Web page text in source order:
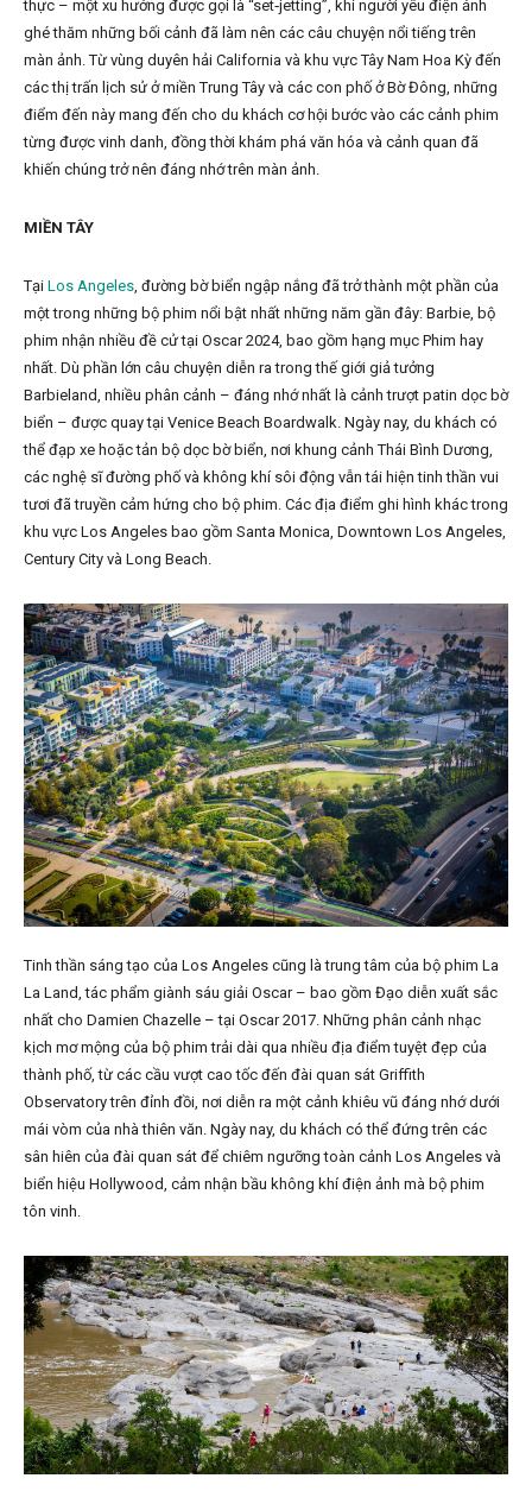
thực – một xu hướng được gọi là “set‑jetting”, khi người yêu điện ảnh
ghé thăm những bối cảnh đã làm nên các câu chuyện nổi tiếng trên
màn ảnh. Từ vùng duyên hải California và khu vực Tây Nam Hoa Kỳ đến
các thị trấn lịch sử ở miền Trung Tây và các con phố ở Bờ Đông, những
điểm đến này mang đến cho du khách cơ hội bước vào các cảnh phim
từng được vinh danh, đồng thời khám phá văn hóa và cảnh quan đã
khiến chúng trở nên đáng nhớ trên màn ảnh.
MIỀN TÂY
Tại Los Angeles, đường bờ biển ngập nắng đã trở thành một phần của
một trong những bộ phim nổi bật nhất những năm gần đây: Barbie, bộ
phim nhận nhiều đề cử tại Oscar 2024, bao gồm hạng mục Phim hay
nhất. Dù phần lớn câu chuyện diễn ra trong thế giới giả tưởng
Barbieland, nhiều phân cảnh – đáng nhớ nhất là cảnh trượt patin dọc bờ
biển – được quay tại Venice Beach Boardwalk. Ngày nay, du khách có
thể đạp xe hoặc tản bộ dọc bờ biển, nơi khung cảnh Thái Bình Dương,
các nghệ sĩ đường phố và không khí sôi động vẫn tái hiện tinh thần vui
tươi đã truyền cảm hứng cho bộ phim. Các địa điểm ghi hình khác trong
khu vực Los Angeles bao gồm Santa Monica, Downtown Los Angeles,
Century City và Long Beach.
Tinh thần sáng tạo của Los Angeles cũng là trung tâm của bộ phim La
La Land, tác phẩm giành sáu giải Oscar – bao gồm Đạo diễn xuất sắc
nhất cho Damien Chazelle – tại Oscar 2017. Những phân cảnh nhạc
kịch mơ mộng của bộ phim trải dài qua nhiều địa điểm tuyệt đẹp của
thành phố, từ các cầu vượt cao tốc đến đài quan sát Griffith
Observatory trên đỉnh đồi, nơi diễn ra một cảnh khiêu vũ đáng nhớ dưới
mái vòm của nhà thiên văn. Ngày nay, du khách có thể đứng trên các
sân hiên của đài quan sát để chiêm ngưỡng toàn cảnh Los Angeles và
biển hiệu Hollywood, cảm nhận bầu không khí điện ảnh mà bộ phim
tôn vinh.